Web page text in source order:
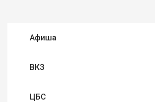
Афиша
ВКЗ
ЦБС